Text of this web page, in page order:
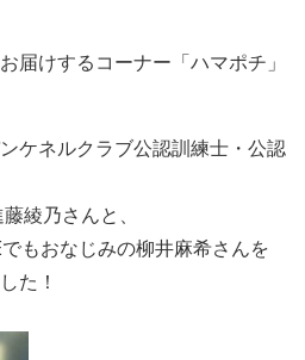
届けするコーナー「ハマポチ」
ケネルクラブ公認訓練士・公認
綾乃さんと、
もおなじみの柳井麻希さんを
た！